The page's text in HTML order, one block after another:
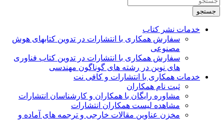
جستجو
خدمات نشر کتاب
سفارش همکاری با انتشارات در تدوین کتابهای هوش
مصنوعی
سفارش همکاری با انتشارات در تدوین کتاب فناوری
های نوین در رشته های گوناگون مهندسی
خدمات همکاری با انتشارات و کافی نت
ثبت نام همکاران
مشاوره رایگان با همکاران و کارشناسان انتشارات
مشاهده لیست همکاران انتشارات
مخزن عناوین مقالات خارجی و ترجمه های آماده و